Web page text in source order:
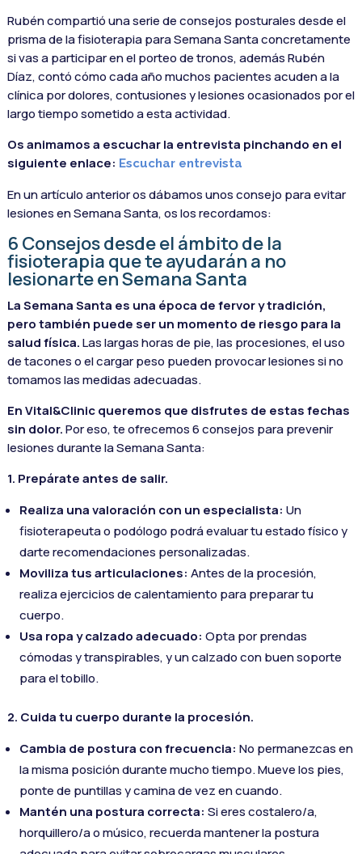
Rubén compartió una serie de consejos posturales desde el
prisma de la fisioterapia para Semana Santa concretamente
si vas a participar en el porteo de tronos, además Rubén
Díaz, contó cómo cada año muchos pacientes acuden a la
clínica por dolores, contusiones y lesiones ocasionados por el
largo tiempo sometido a esta actividad.
Os animamos a escuchar la entrevista pinchando en el
siguiente enlace: Escuchar entrevista
En un artículo anterior os dábamos unos consejo para evitar
lesiones en Semana Santa, os los recordamos:
6 Consejos desde el ámbito de la
fisioterapia que te ayudarán a no
lesionarte en Semana Santa
La Semana Santa es una época de fervor y tradición,
pero también puede ser un momento de riesgo para la
salud física.Las largas horas de pie, las procesiones, el uso
de tacones o el cargar peso pueden provocar lesiones si no
tomamos las medidas adecuadas.
En Vital&Clinic queremos que disfrutes de estas fechas
sin dolor.Por eso, te ofrecemos 6 consejos para prevenir
lesiones durante la Semana Santa:
1. Prepárate antes de salir.
Realiza una valoración con un especialista: Un
fisioterapeuta o podólogo podrá evaluar tu estado físico y
darte recomendaciones personalizadas.
Moviliza tus articulaciones: Antes de la procesión,
realiza ejercicios de calentamiento para preparar tu
cuerpo.
Usa ropa y calzado adecuado: Opta por prendas
cómodas y transpirables, y un calzado con buen soporte
para el tobillo.
2. Cuida tu cuerpo durante la procesión.
Cambia de postura con frecuencia: No permanezcas en
la misma posición durante mucho tiempo. Mueve los pies,
ponte de puntillas y camina de vez en cuando.
Mantén una postura correcta: Si eres costalero/a,
horquillero/a o músico, recuerda mantener la postura